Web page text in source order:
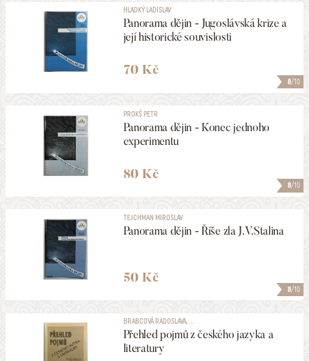
8/10
HLADKÝ LADISLAV
Panorama dějin - Jugoslávská krize a
její historické souvislosti
70 Kč
8/10
PROKŠ PETR
Panorama dějin - Konec jednoho
experimentu
80 Kč
8/10
TEJCHMAN MIROSLAV
Panorama dějin - Říše zla J.V.Stalina
50 Kč
BRABCOVÁ RADOSLAVA, ...
Přehled pojmů z českého jazyka a
literatury